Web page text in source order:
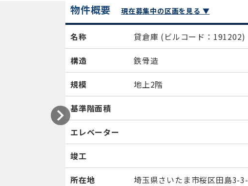
物件概要 現在募集中の区画を見る ▼
名称 貸倉庫 (ビルコード：191202)
構造 鉄骨造
規模 地上2階
基準階面積
エレベーター
竣工
所在地 埼玉県さいたま市桜区田島3-